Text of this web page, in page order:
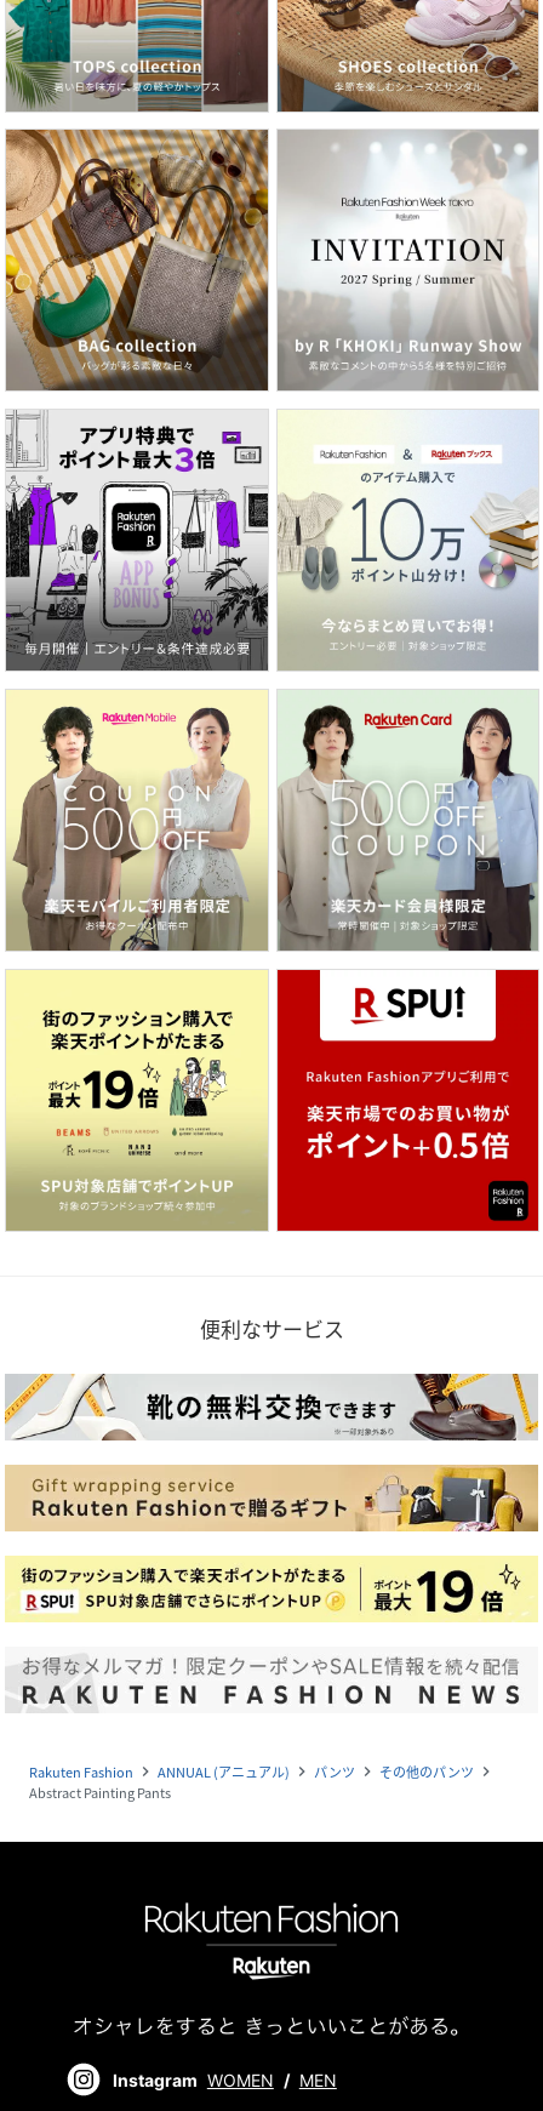
便利なサービス
Rakuten Fashion navigate_next ANNUAL (アニュアル) navigate_next パンツ navigate_next その他のパンツ navigate_next
Abstract Painting Pants
Instagram WOMEN / MEN